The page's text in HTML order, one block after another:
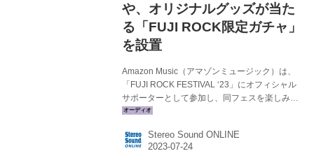
や、オリジナルグッズが当た
る「FUJI ROCK限定ガチャ」
を設置
Amazon Music（アマゾンミュージック）は、
「FUJI ROCK FESTIVAL ‘23」にオフィシャル
サポーターとして参加し、同フェスを楽しみ尽
くすことができる参加型キャンペーン
取り組みの第3弾として、同キャンペーンのコン
セプト「ワクワクしながらフェス会場に向かう
Stereo Sound ONLINE